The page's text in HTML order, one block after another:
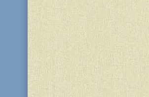
Лаг-Баомер - 33-й день
(26 мая в 2016 году) -
праздник, когда устраивают